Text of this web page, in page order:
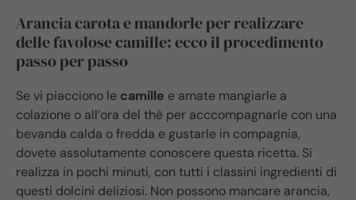
Arancia carota e mandorle per realizzare
delle favolose camille: ecco il procedimento
passo per passo
Se vi piacciono le camille e amate mangiarle a
colazione o all’ora del thè per acccompagnarle con una
bevanda calda o fredda e gustarle in compagnia,
dovete assolutamente conoscere questa ricetta. Si
realizza in pochi minuti, con tutti i classini ingredienti di
questi dolcini deliziosi. Non possono mancare arancia,